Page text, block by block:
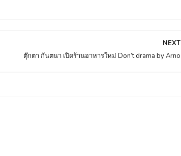
NEXT
ตุ๊กตา กันตนา เปิดร้านอาหารใหม่ Don’t drama by Arno